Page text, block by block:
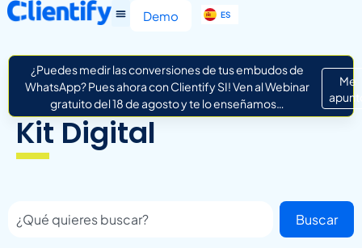
Demo ES
IT
¿Puedes medir las conversiones de tus embudos de
WhatsApp? Pues ahora con Clientify SI! Ven al Webinar
gratuito del 18 de agosto y te lo enseñamos…
Me
Kit Digital
Buscar